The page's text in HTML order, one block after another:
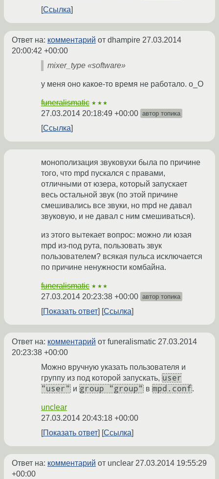
Ссылка
Ответ на: комментарий от dhampire 27.03.2014
20:00:42 +00:00
mixer_type «software»
у меня оно какое-то время не работало. о_О
funeralismatic ★★★
27.03.2014 20:18:49 +00:00 автор топика
Ссылка
монополизация звуковухи была по причине
того, что mpd пускался с правами,
отличными от юзера, который запускает
весь остальной звук (по этой причине
смешивались все звуки, но mpd не давал
звуковую, и не давал с ним смешиваться).
из этого вытекает вопрос: можно ли юзая
mpd из-под рута, пользовать звук
пользователем? всякая пульса исключается
по причине ненужности комбайна.
funeralismatic ★★★
27.03.2014 20:23:38 +00:00 автор топика
Показать ответ Ссылка
Ответ на: комментарий от funeralismatic 27.03.2014
20:23:38 +00:00
Можно вручную указать пользователя и
группу из под которой запускать, user
"user" и group "group" в mpd.conf.
unclear
27.03.2014 20:43:18 +00:00
Показать ответ
Ссылка
Ответ на: комментарий от unclear 27.03.2014 19:55:29
+00:00